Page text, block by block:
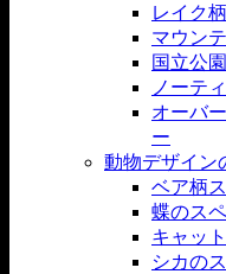
レイク
マウン
国立公
ノーテ
オーバ
ー
動物デザイン
ベア柄
蝶のス
キャッ
シカの